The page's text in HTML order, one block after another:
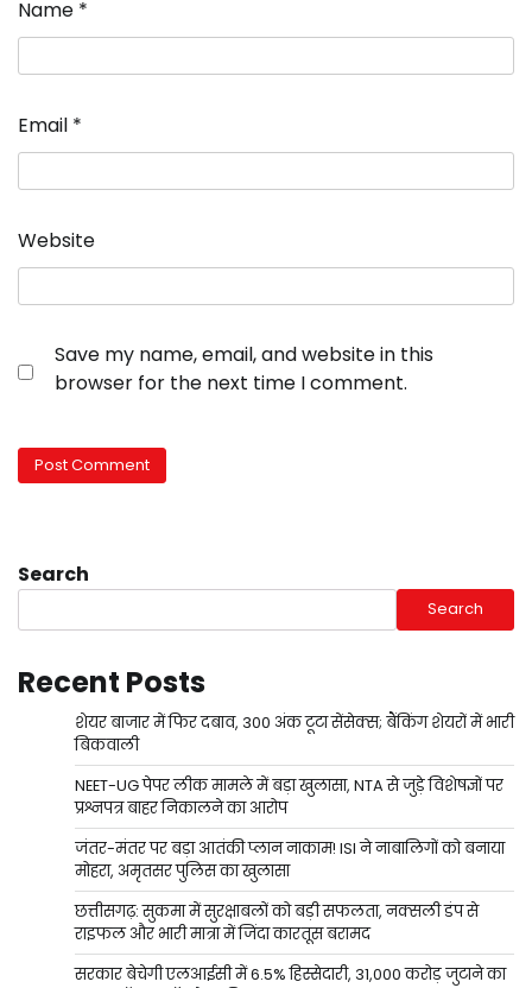
Name *
Email *
Website
Save my name, email, and website in this
browser for the next time I comment.
Search
Search
Recent Posts
शेयर बाजार में फिर दबाव, 300 अंक टूटा सेंसेक्स; बैंकिंग शेयरों में भारी
बिकवाली
NEET-UG पेपर लीक मामले में बड़ा खुलासा, NTA से जुड़े विशेषज्ञों पर
प्रश्नपत्र बाहर निकालने का आरोप
जंतर-मंतर पर बड़ा आतंकी प्लान नाकाम! ISI ने नाबालिगों को बनाया
मोहरा, अमृतसर पुलिस का खुलासा
छत्तीसगढ़: सुकमा में सुरक्षाबलों को बड़ी सफलता, नक्सली डंप से
राइफल और भारी मात्रा में जिंदा कारतूस बरामद
सरकार बेचेगी एलआईसी में 6.5% हिस्सेदारी, 31,000 करोड़ जुटाने का